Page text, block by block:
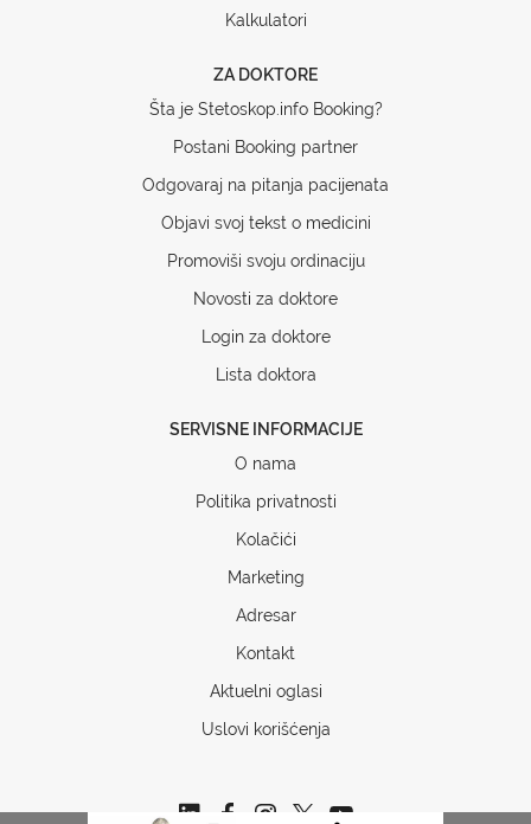
Kalkulatori
ZA DOKTORE
Šta je Stetoskop.info Booking?
Postani Booking partner
Odgovaraj na pitanja pacijenata
Objavi svoj tekst o medicini
Promoviši svoju ordinaciju
Novosti za doktore
Login za doktore
Lista doktora
SERVISNE INFORMACIJE
O nama
Politika privatnosti
Kolačići
Marketing
Adresar
Kontakt
Aktuelni oglasi
Uslovi korišćenja